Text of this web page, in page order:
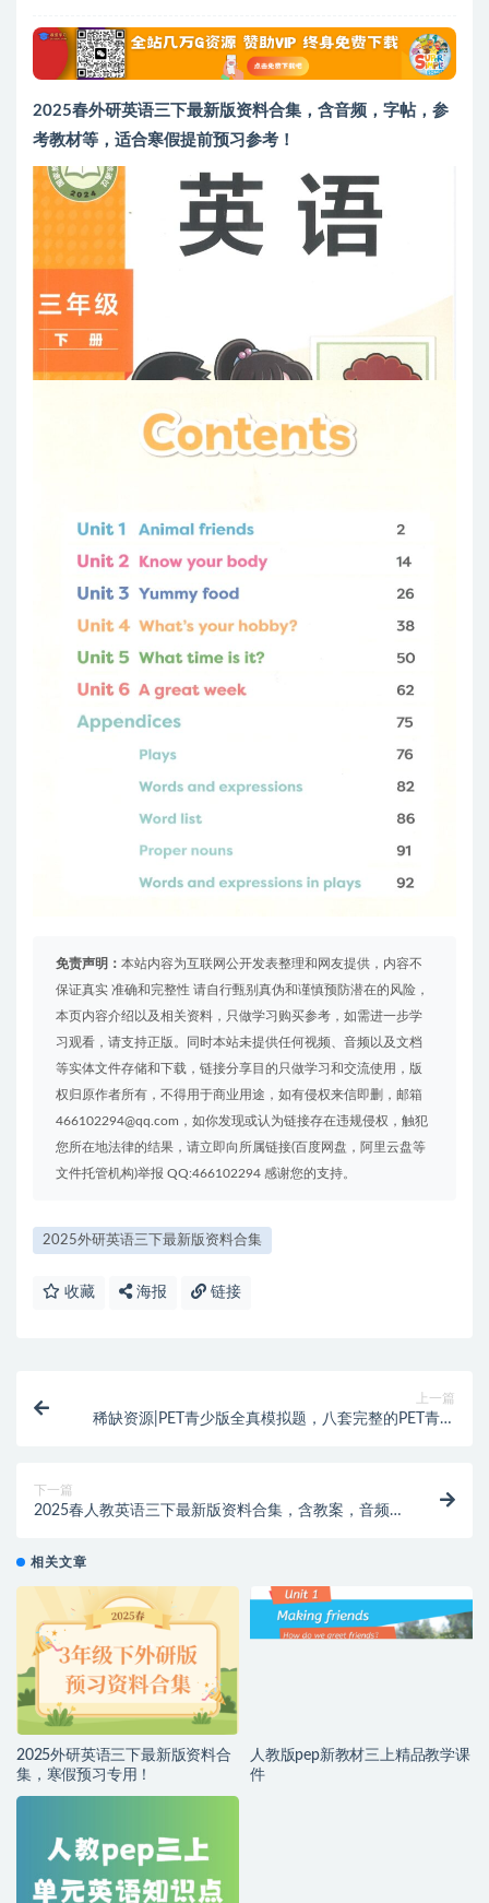
2025春外研英语三下最新版资料合集，含音频，字帖，参
考教材等，适合寒假提前预习参考！
免责声明： 本站内容为互联网公开发表整理和网友提供，内容不
保证真实 准确和完整性 请自行甄别真伪和谨慎预防潜在的风险，
本页内容介绍以及相关资料，只做学习购买参考，如需进一步学
习观看，请支持正版。同时本站未提供任何视频、音频以及文档
等实体文件存储和下载，链接分享目的只做学习和交流使用，版
权归原作者所有，不得用于商业用途，如有侵权来信即删，邮箱
466102294@qq.com，如你发现或认为链接存在违规侵权，触犯
您所在地法律的结果，请立即向所属链接(百度网盘，阿里云盘等
文件托管机构)举报 QQ:466102294 感谢您的支持。
2025外研英语三下最新版资料合集
收藏 海报 链接
上一篇
稀缺资源|PET青少版全真模拟题，八套完整的PET青少
下一篇
2025春人教英语三下最新版资料合集，含教案，音频，
相关文章
2025外研英语三下最新版资料合
集，寒假预习专用！
人教版pep新教材三上精品教学课
件